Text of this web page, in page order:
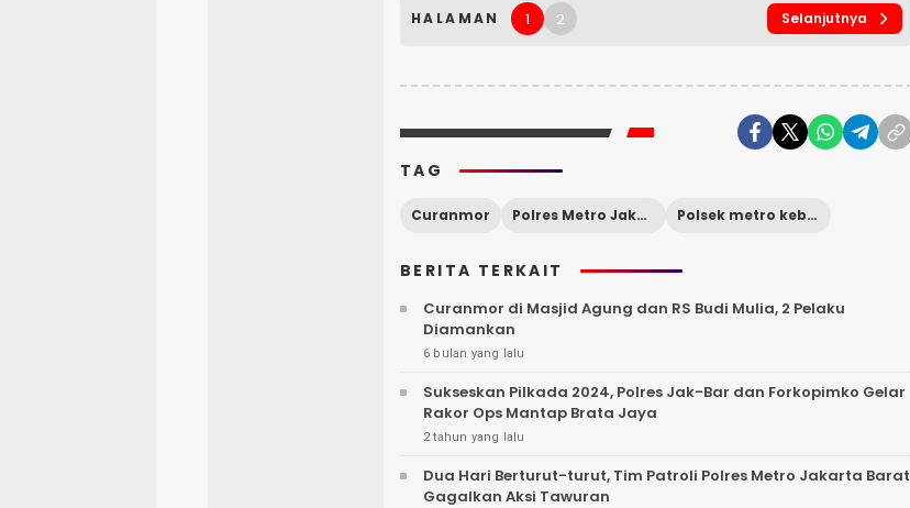
HALAMAN 1 2 Selanjutnya
TAG
Curanmor Polres Metro Jakarta Barat Polsek metro kebon jeruk
BERITA TERKAIT
Curanmor di Masjid Agung dan RS Budi Mulia, 2 Pelaku
Diamankan
6 bulan yang lalu
Sukseskan Pilkada 2024, Polres Jak-Bar dan Forkopimko Gelar
Rakor Ops Mantap Brata Jaya
2 tahun yang lalu
Dua Hari Berturut-turut, Tim Patroli Polres Metro Jakarta Barat
Gagalkan Aksi Tawuran